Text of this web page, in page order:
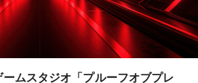
ムスタジオ「プルーフオブプレ